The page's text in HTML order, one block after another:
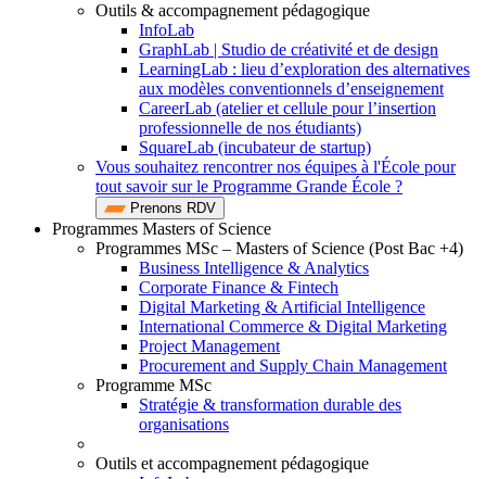
Outils & accompagnement pédagogique
InfoLab
GraphLab | Studio de créativité et de design
LearningLab : lieu d’exploration des alternatives
aux modèles conventionnels d’enseignement
CareerLab (atelier et cellule pour l’insertion
professionnelle de nos étudiants)
SquareLab (incubateur de startup)
Vous souhaitez rencontrer nos équipes à l'École pour
tout savoir sur le Programme Grande École ?
Prenons RDV
Programmes Masters of Science
Programmes MSc – Masters of Science (Post Bac +4)
Business Intelligence & Analytics
Corporate Finance & Fintech
Digital Marketing & Artificial Intelligence
International Commerce & Digital Marketing
Project Management
Procurement and Supply Chain Management
Programme MSc
Stratégie & transformation durable des
organisations
Outils et accompagnement pédagogique